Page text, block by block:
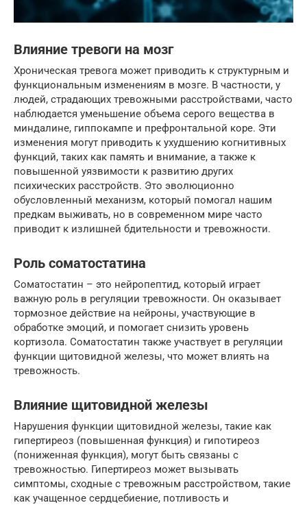
Влияние тревоги на мозг
Хроническая тревога может приводить к структурным и
функциональным изменениям в мозге. В частности, у
людей, страдающих тревожными расстройствами, часто
наблюдается уменьшение объема серого вещества в
миндалине, гиппокампе и префронтальной коре. Эти
изменения могут приводить к ухудшению когнитивных
функций, таких как память и внимание, а также к
повышенной уязвимости к развитию других
психических расстройств. Это эволюционно
обусловленный механизм, который помогал нашим
предкам выживать, но в современном мире часто
приводит к излишней бдительности и тревожности.
Роль соматостатина
Соматостатин – это нейропептид, который играет
важную роль в регуляции тревожности. Он оказывает
тормозное действие на нейроны, участвующие в
обработке эмоций, и помогает снизить уровень
кортизола. Соматостатин также участвует в регуляции
функции щитовидной железы, что может влиять на
тревожность.
Влияние щитовидной железы
Нарушения функции щитовидной железы, такие как
гипертиреоз (повышенная функция) и гипотиреоз
(пониженная функция), могут быть связаны с
тревожностью. Гипертиреоз может вызывать
симптомы, сходные с тревожным расстройством, такие
как учащенное сердцебиение, потливость и